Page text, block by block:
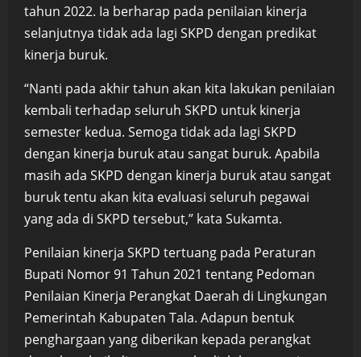
tahun 2022. Ia berharap pada penilaian kinerja
selanjutnya tidak ada lagi SKPD dengan predikat
kinerja buruk.
“Nanti pada akhir tahun akan kita lakukan penilaian
kembali terhadap seluruh SKPD untuk kinerja
semester kedua. Semoga tidak ada lagi SKPD
dengan kinerja buruk atau sangat buruk. Apabila
masih ada SKPD dengan kinerja buruk atau sangat
buruk tentu akan kita evaluasi seluruh pegawai
yang ada di SKPD tersebut,” kata Sukamta.
Penilaian kinerja SKPD tertuang pada Peraturan
Bupati Nomor 91 Tahun 2021 tentang Pedoman
Penilaian Kinerja Perangkat Daerah di Lingkungan
Pemerintah Kabupaten Tala. Adapun bentuk
penghargaan yang diberikan kepada perangkat